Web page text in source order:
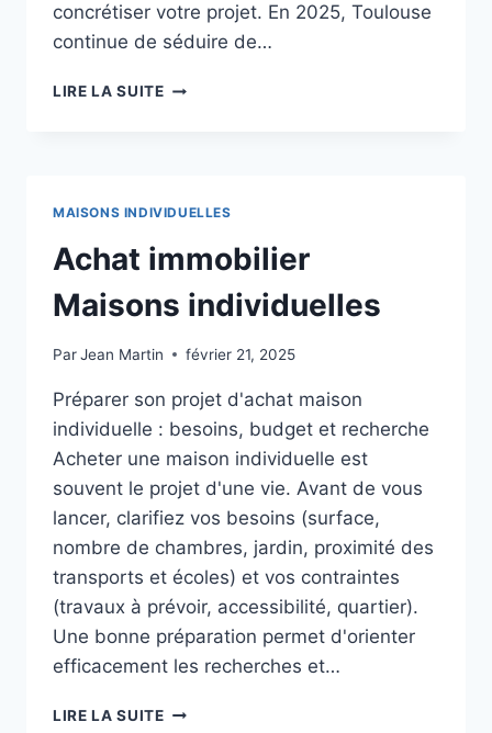
concrétiser votre projet. En 2025, Toulouse
continue de séduire de…
LIRE LA SUITELES
INDIVIDUELLE
TOULOUSE
TOUTE
MAISONS INDIVIDUELLES
Achat immobilier
Maisons individuelles
ParJean Martin février 21, 2025
Préparer son projet d'achat maison
individuelle : besoins, budget et recherche
Acheter une maison individuelle est
souvent le projet d'une vie. Avant de vous
lancer, clarifiez vos besoins (surface,
nombre de chambres, jardin, proximité des
transports et écoles) et vos contraintes
(travaux à prévoir, accessibilité, quartier).
Une bonne préparation permet d'orienter
efficacement les recherches et…
LIRE LA SUITEACHAT